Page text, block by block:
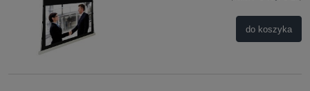
do koszyka